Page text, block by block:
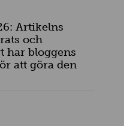
Artikelns
och
har bloggens
att göra den